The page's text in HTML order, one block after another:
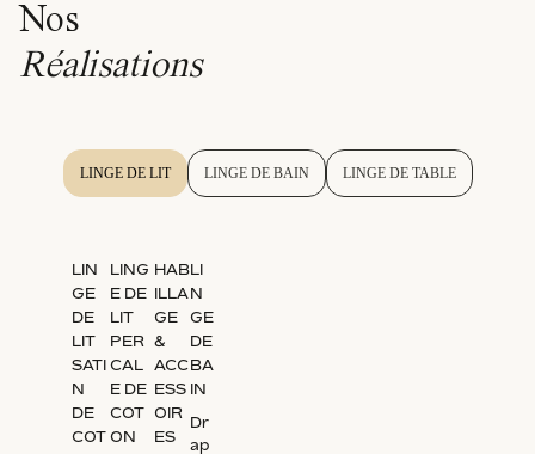
LIN
GE
DE
LIT
SATI
N
DE
COT
LING
E DE
LIT
PER
CAL
E DE
COT
ON
HAB
ILLA
GE
&
ACC
ESS
OIR
ES
LI
N
GE
DE
BA
IN
Dr
ap
Nos
Réalisations
LINGE DE LIT LINGE DE BAIN LINGE DE TABLE